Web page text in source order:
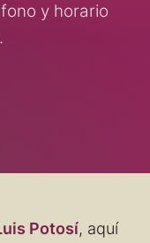
y horario
Potosí, aquí